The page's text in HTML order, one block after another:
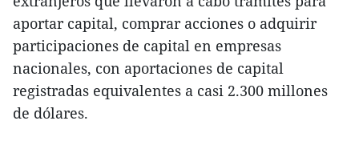
aportar capital, comprar acciones o adquirir
participaciones de capital en empresas
nacionales, con aportaciones de capital
registradas equivalentes a casi 2.300 millones
de dólares.